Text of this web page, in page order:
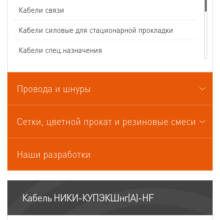
Кабели связи
Кабели силовые для стационарной прокладки
Кабели спец.назначения
Кабели судовые
Кабели термоэлектродные
Провода и шнуры
Сетки, цветной прокат и резиновые смеси
Наши разработки
Кабель НИКИ-КУПЭКШнг(А)-HF